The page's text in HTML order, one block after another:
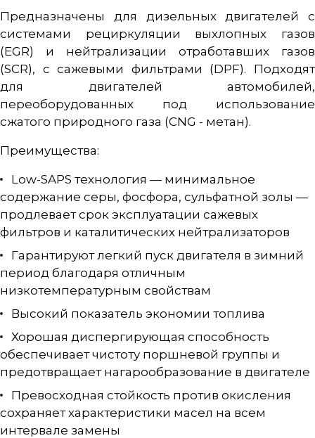
Предназначены для дизельных двигателей с
системами рециркуляции выхлопных газов
(EGR) и нейтрализации отработавших газов
(SCR), с сажевыми фильтрами (DPF). Подходят
для двигателей автомобилей,
переоборудованных под использование
сжатого природного газа (CNG - метан).
Преимущества:
Low-SAPS технология — минимальное
содержание серы, фосфора, сульфатной золы —
продлевает срок эксплуатации сажевых
фильтров и каталитических нейтрализаторов
Гарантируют легкий пуск двигателя в зимний
период благодаря отличным
низкотемпературным свойствам
Высокий показатель экономии топлива
Хорошая диспергирующая способность
обеспечивает чистоту поршневой группы и
предотвращает нагарообразование в двигателе
Превосходная стойкость против окисления
сохраняет характеристики масел на всем
интервале замены